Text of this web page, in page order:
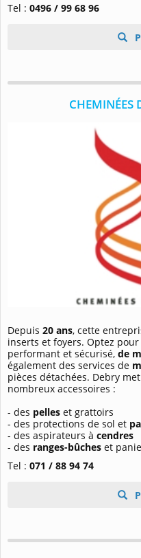
Tel : 0496 / 99 68 96
CHEMINÉES
Depuis 20 ans, cette
inserts et foyers. Optez
performant et sécurisé, de
également des services de
pièces détachées. Debry
nombreux accessoires :
- des pelles et grattoirs
- des protections de sol et
- des aspirateurs à cendres
- des ranges-bûches et
Tel : 071 / 88 94 74